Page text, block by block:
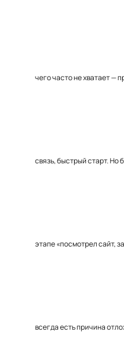
чего часто не хватает —
связь, быстрый старт. Но
этапе «посмотрел сайт,
всегда есть причина